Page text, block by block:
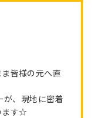
皆様の元へ直
が、現地に密着
ます☆